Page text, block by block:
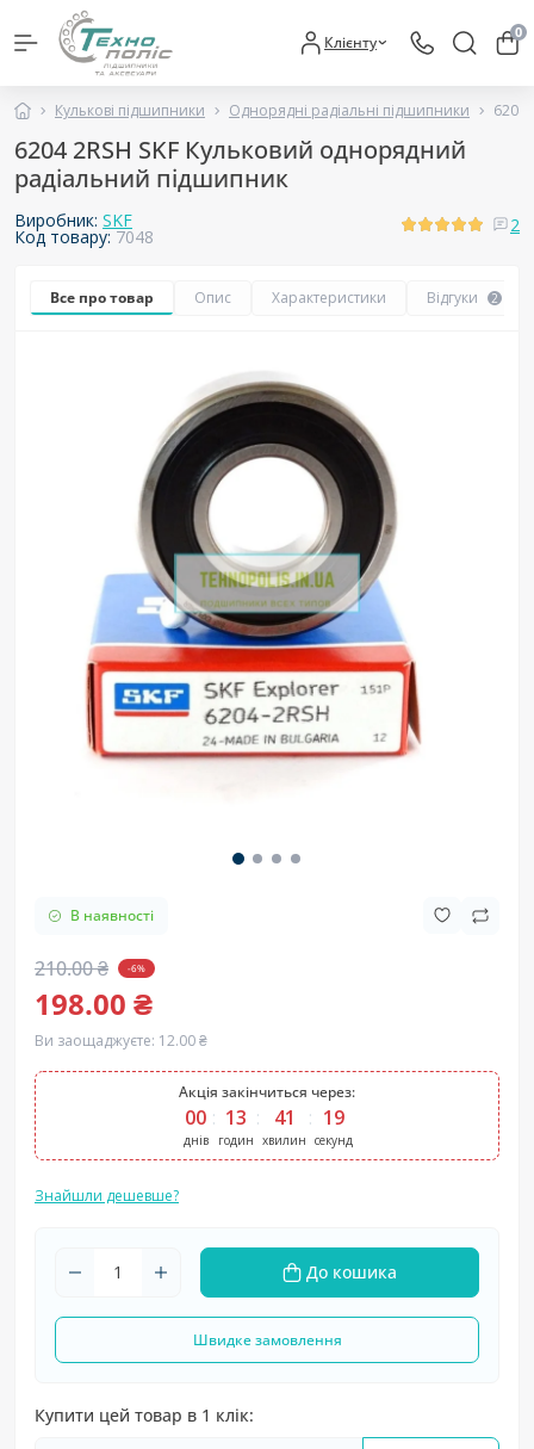
Клієнту 0
Кулькові підшипники Однорядні радіальні підшипники 6204
6204 2RSH SKF Кульковий однорядний
радіальний підшипник
Виробник: SKF
Код товару:7048
2
Все про товар Опис Характеристики Відгуки 2
В наявності
210.00 ₴ -6%
198.00 ₴
Ви заощаджуєте: 12.00 ₴
Акція закінчиться через:
00
днів
13
годин
41
хвилин
18
секунд
Знайшли дешевше?
До кошика
Швидке замовлення
Купити цей товар в 1 клік: